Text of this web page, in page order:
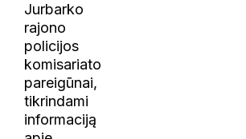
Jurbarko
rajono
policijos
komisariato
pareigūnai,
tikrindami
informaciją